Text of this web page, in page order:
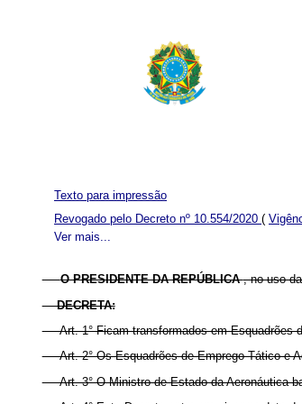
Ver mais...
Texto para impressão
Revogado pelo Decreto nº 10.554/2020 (
O PRESIDENTE DA REPÚBLICA, no uso
DECRETA:
Art. 1° Ficam transformados em Esquadrões
Art. 2° Os Esquadrões de Emprego Tático e
Art. 3° O Ministro de Estado da Aeronáutica